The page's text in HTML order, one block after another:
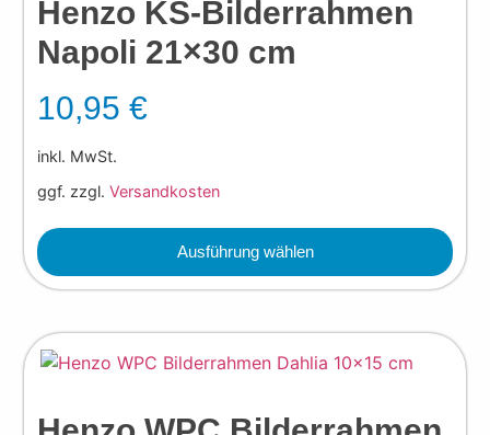
Henzo KS-Bilderrahmen
Napoli 21×30 cm
10,95€
inkl. MwSt.
ggf. zzgl.Versandkosten
Ausführung wählen